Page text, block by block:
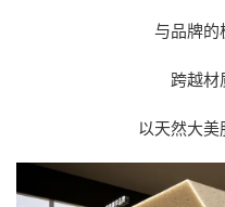
与品牌的
跨越材
以天然大美